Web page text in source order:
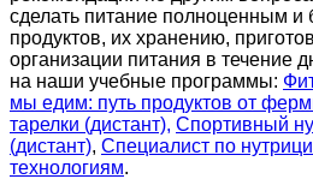
сделать питание полноценным и
продуктов, их хранению,
организации питания в течение
на наши учебные программы:
мы едим: путь продуктов от
тарелки (дистант), Спортивный
(дистант), Специалист по
технологиям.